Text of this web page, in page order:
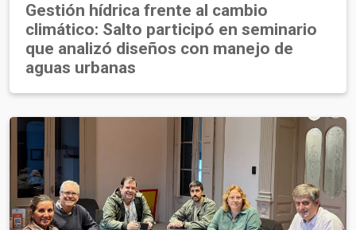
Gestión hídrica frente al cambio
climático: Salto participó en seminario
que analizó diseños con manejo de
aguas urbanas